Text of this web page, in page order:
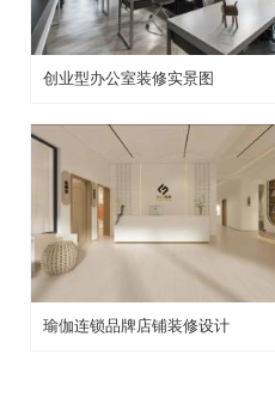
装修成这样要花多少钱？
创业型办公室装修实景图
装修成这样要花多少钱？
瑜伽连锁品牌店铺装修设计